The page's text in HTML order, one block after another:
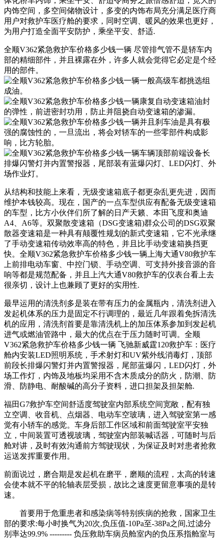
内饰空间，多空间储物设计，多变的内饰布局充分满足医疗商
用户对救护车医疗舱的要求，同时空调、暖风的效果也更好，
为用户打造全面平安防护，乘坐平安、舒适.
全顺V362紧急救护车价格多少钱一辆 尽管排气管不是轿车内
部的精细部件，并且裸露在外，许多人就会觉得它必定是个经
用的部件。
从结构和技能上来看，无级变速箱底子都更杂乱更先进，因而
维护本钱较高。现在，国产的一点车型供应有配备无级变速箱
的车型，比方小伙伴们所了解的日产天籁、本田飞度和奥迪
A4、A6等。双聚散变速箱（DSG变速箱)群众公司的DSG双聚
散器变速箱是一种具有颠覆性规划的新式变速箱，它不光承继
了手动变速箱传动效率高的特色，并且比手动变速箱换挡更
快。全顺V362紧急救护车价格多少钱一辆上海大通V80救护车
上前排电动车窗、中控门锁、手动空调、可支持外接音源的音
响等都是规范配备，并且上汽大通V80救护车的仪表台看上去
很亲切，设计上也兼顾了更好的实用性.
最早运用的清洗剂多是装在带有压力的金属瓶内，清洗剂进入
发起机体系的压力是固定不行调理的，最近几年跟着免拆清洗
机的应用，清洗剂首要是靠清洗机上的加压体系参加到发起机
进气或燃油管路中，最大的优点在于压力随时可调。全顺
V362紧急救护车价格多少钱一辆 飞驰新威霆120救护车：医疗
舱内安装LED照明系统，手术射灯和UV紫外线消毒灯，顶部
前段长排爆闪警灯并内置警报器，尾部蓝爆闪，LED闪灯，外
场工作灯，内饰及地板均采用不含木质成分的防火，防潮、防
滑、防静电、耐酸碱的高分子资料，进口担架及担架舱.
福田G7救护车空间舒适度驾驶室内部系统空间宽敞，配有独
立空调、收音机、点烟器、电动车空玻璃，进入驾驶室第一感
觉有小轿车的感觉。车身后部工作区域和前面驾驶室平安独
立，中间装置可透视玻璃，驾驶室内部装喊话器，可随时与后
舱对讲，及时有效沟通前方驾驶现状，为保证及时对患者抢救
运送发挥重要作用。
前面说过，磨合期是发起机在磨平，磨顺的流程，太高的转速
会使本就不平的轮轴表层受损，故比之速度更留意事项的是转
速。
首要用于危重患者和感染病等特别疾病的抢救，国家卫生
部的要求:每小时换气为20次,负压值-10Pa至-38Pa之间,过滤分
别率达99.9% --------- 负压救助车病员舱室内的负压系指舱室与